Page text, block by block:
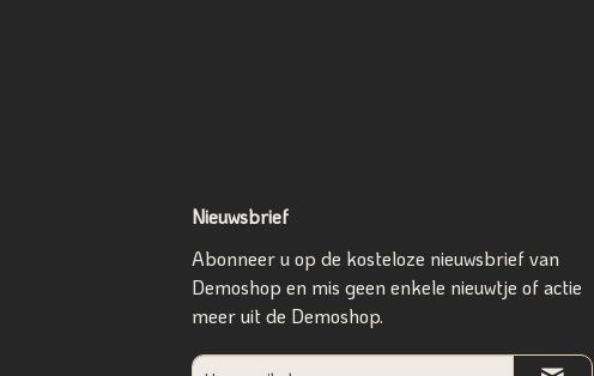
Nieuwsbrief
Abonneer u op de kosteloze nieuwsbrief van
Demoshop en mis geen enkele nieuwtje of actie
meer uit de Demoshop.